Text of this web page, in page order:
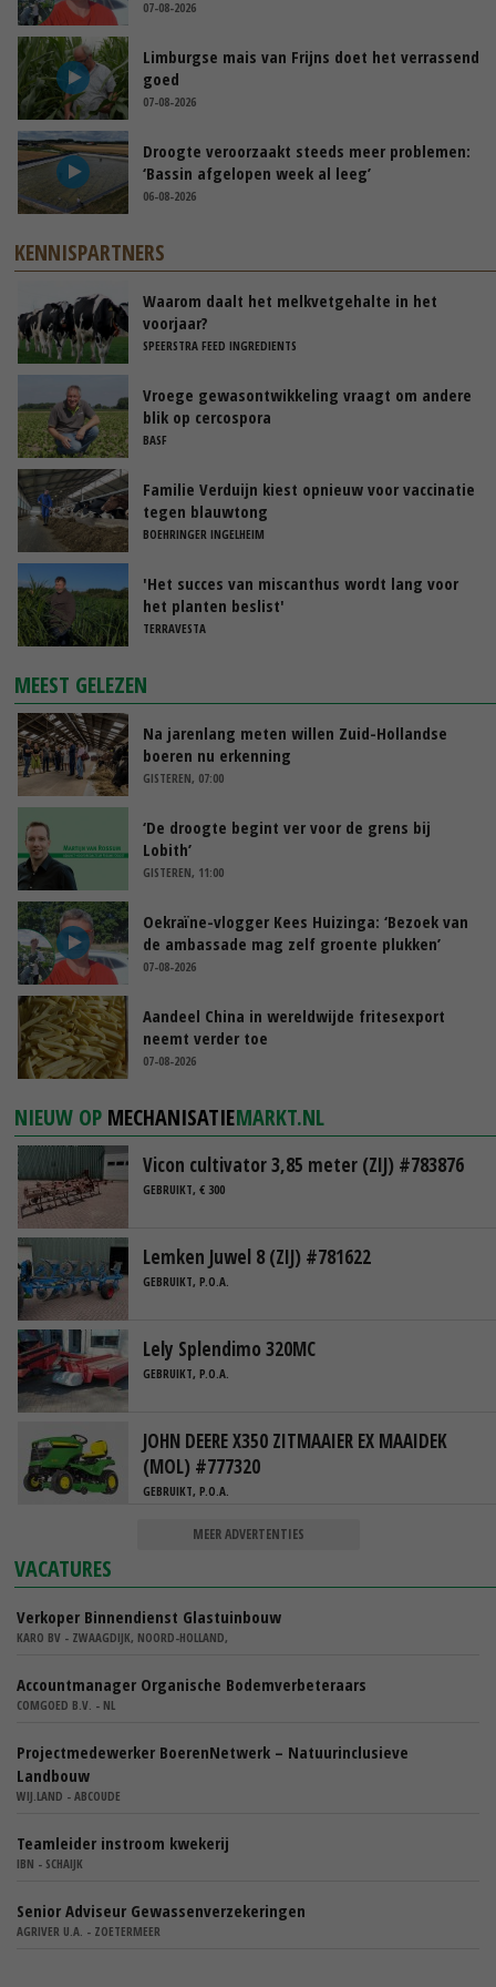
07-08-2026
Limburgse mais van Frijns doet het verrassend
goed
07-08-2026
Droogte veroorzaakt steeds meer problemen:
‘Bassin afgelopen week al leeg’
06-08-2026
KENNISPARTNERS
Waarom daalt het melkvetgehalte in het
voorjaar?
SPEERSTRA FEED INGREDIENTS
Vroege gewasontwikkeling vraagt om andere
blik op cercospora
BASF
Familie Verduijn kiest opnieuw voor vaccinatie
tegen blauwtong
BOEHRINGER INGELHEIM
'Het succes van miscanthus wordt lang voor
het planten beslist'
TERRAVESTA
MEEST GELEZEN
Na jarenlang meten willen Zuid-Hollandse
boeren nu erkenning
GISTEREN, 07:00
‘De droogte begint ver voor de grens bij
Lobith’
GISTEREN, 11:00
Oekraïne-vlogger Kees Huizinga: ‘Bezoek van
de ambassade mag zelf groente plukken’
07-08-2026
Aandeel China in wereldwijde fritesexport
neemt verder toe
07-08-2026
NIEUW OP MECHANISATIEMARKT.NL
Vicon cultivator 3,85 meter (ZIJ) #783876
GEBRUIKT, € 300
Lemken Juwel 8 (ZIJ) #781622
GEBRUIKT, P.O.A.
Lely Splendimo 320MC
GEBRUIKT, P.O.A.
JOHN DEERE X350 ZITMAAIER EX MAAIDEK
(MOL) #777320
GEBRUIKT, P.O.A.
MEER ADVERTENTIES
VACATURES
Verkoper Binnendienst Glastuinbouw
KARO BV - ZWAAGDIJK, NOORD-HOLLAND,
Accountmanager Organische Bodemverbeteraars
COMGOED B.V. - NL
Projectmedewerker BoerenNetwerk – Natuurinclusieve
Landbouw
WIJ.LAND - ABCOUDE
Teamleider instroom kwekerij
IBN - SCHAIJK
Senior Adviseur Gewassenverzekeringen
AGRIVER U.A. - ZOETERMEER